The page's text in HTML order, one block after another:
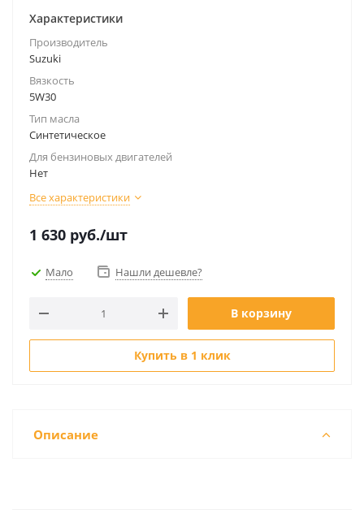
Характеристики
Производитель
Suzuki
Вязкость
5W30
Тип масла
Синтетическое
Для бензиновых двигателей
Нет
Все характеристики
1 630 руб./шт
Мало Нашли дешевле?
В корзину
Купить в 1 клик
Описание